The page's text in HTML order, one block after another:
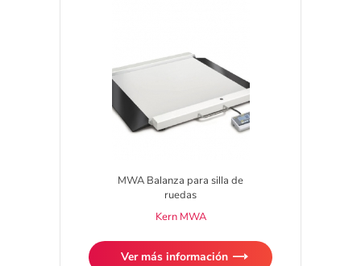
MWA Balanza para silla de
ruedas
Kern MWA
Ver más información